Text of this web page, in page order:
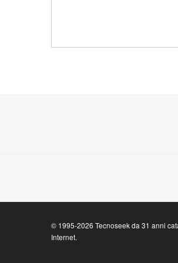
© 1995-2026 Tecnoseek da 31 anni
Internet.